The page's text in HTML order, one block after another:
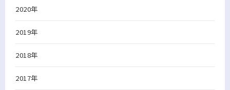
2020年
2019年
2018年
2017年